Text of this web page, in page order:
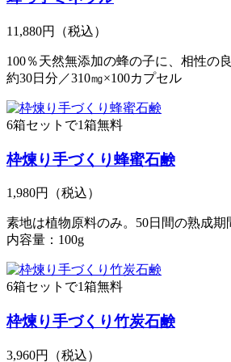
11,880円 （税込）
100％天然無添加の蜂の子に、相性の
約30日分／310㎎×100カプセル
6箱セットで1箱無料
枠煉り手づくり蜂蜜石鹸
1,980円 （税込）
素地は植物原料のみ。50日間の熟成
内容量：100g
6箱セットで1箱無料
枠煉り手づくり竹炭石鹸
3,960円 （税込）